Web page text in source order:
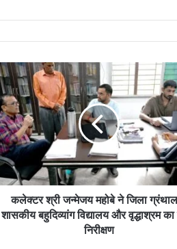
कलेक्टर श्री जन्मेजय महोबे ने जिला
शासकीय बहुदिव्यांग विद्यालय और वृद्धाश्रम का
निरीक्षण